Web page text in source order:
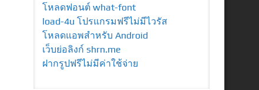
โหลดฟอนต์ what-font
load-4u โปรแกรมฟรีไม่มีไวรัส
โหลดแอพสำหรับ Android
เว็บย่อลิงก์ shrn.me
ฝากรูปฟรีไม่มีค่าใช้จ่าย